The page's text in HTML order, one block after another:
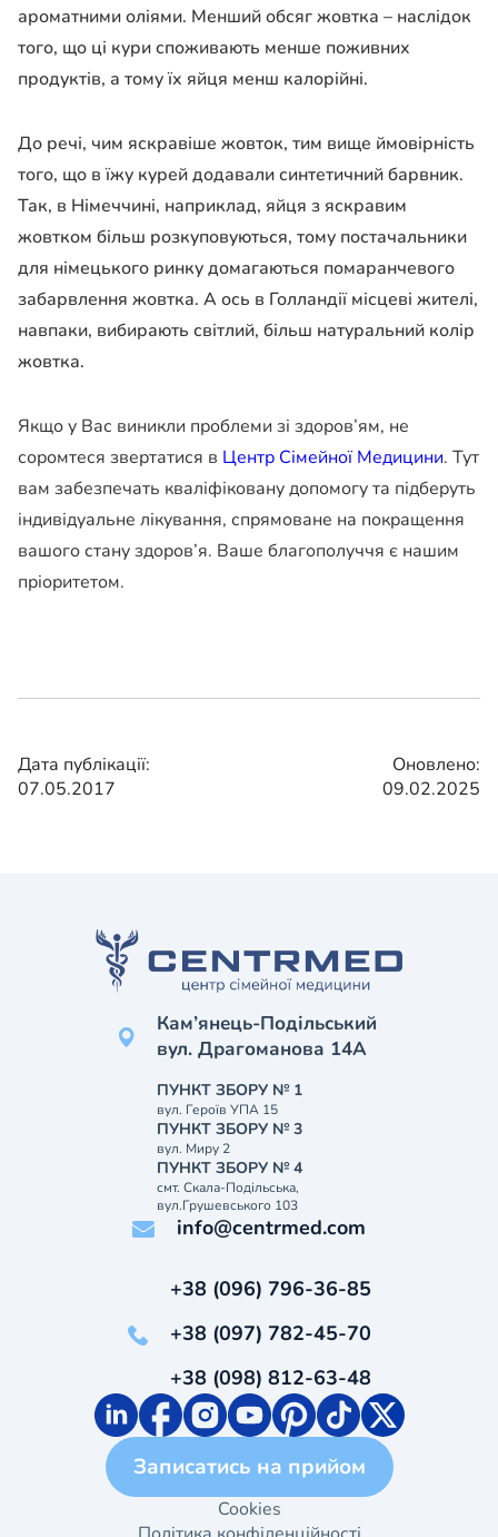
ароматними оліями. Менший обсяг жовтка – наслідок
того, що ці кури споживають менше поживних
продуктів, а тому їх яйця менш калорійні.
До речі, чим яскравіше жовток, тим вище ймовірність
того, що в їжу курей додавали синтетичний барвник.
Так, в Німеччині, наприклад, яйця з яскравим
жовтком більш розкуповуються, тому постачальники
для німецького ринку домагаються помаранчевого
забарвлення жовтка. А ось в Голландії місцеві жителі,
навпаки, вибирають світлий, більш натуральний колір
жовтка.
Якщо у Вас виникли проблеми зі здоров’ям, не
соромтеся звертатися в Центр Сімейної Медицини. Тут
вам забезпечать кваліфіковану допомогу та підберуть
індивідуальне лікування, спрямоване на покращення
вашого стану здоров’я. Ваше благополуччя є нашим
пріоритетом.
Дата публікації:
07.05.2017
Оновлено:
09.02.2025
Кам’янець-Подільський
вул. Драгоманова 14А
ПУНКТ ЗБОРУ № 1
вул. Героїв УПА 15
ПУНКТ ЗБОРУ № 3
вул. Миру 2
ПУНКТ ЗБОРУ № 4
смт. Скала-Подільська,
вул.Грушевського 103
info@centrmed.com
+38 (096) 796-36-85
+38 (097) 782-45-70
+38 (098) 812-63-48
Записатись на прийом
Cookies